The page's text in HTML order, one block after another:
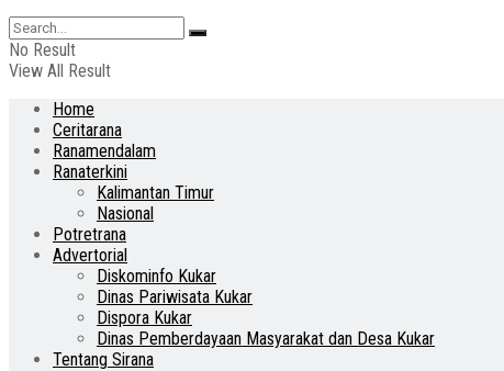
No Result
View All Result
Home
Ceritarana
Ranamendalam
Ranaterkini
Kalimantan Timur
Nasional
Potretrana
Advertorial
Diskominfo Kukar
Dinas Pariwisata Kukar
Dispora Kukar
Dinas Pemberdayaan Masyarakat dan Desa Kukar
Tentang Sirana